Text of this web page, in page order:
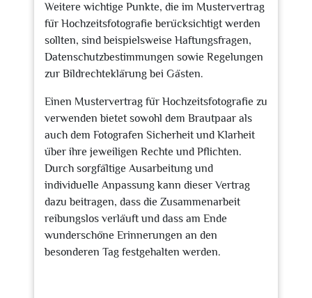
Weitere wichtige Punkte, die im Mustervertrag
für Hochzeitsfotografie berücksichtigt werden
sollten, sind beispielsweise Haftungsfragen,
Datenschutzbestimmungen sowie Regelungen
zur Bildrechteklärung bei Gästen.
Einen Mustervertrag für Hochzeitsfotografie zu
verwenden bietet sowohl dem Brautpaar als
auch dem Fotografen Sicherheit und Klarheit
über ihre jeweiligen Rechte und Pflichten.
Durch sorgfältige Ausarbeitung und
individuelle Anpassung kann dieser Vertrag
dazu beitragen, dass die Zusammenarbeit
reibungslos verläuft und dass am Ende
wunderschöne Erinnerungen an den
besonderen Tag festgehalten werden.